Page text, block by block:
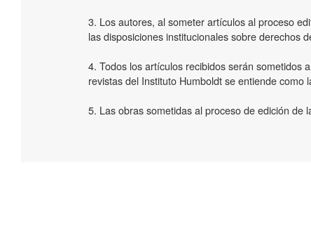
3. Los autores, al someter artículos al proceso
las disposiciones institucionales sobre derechos
4. Todos los artículos recibidos serán sometidos
revistas del Instituto Humboldt se entiende
5. Las obras sometidas al proceso de edición de